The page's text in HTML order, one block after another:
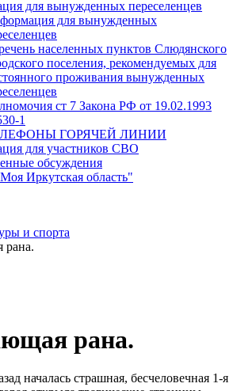
для вынужденных переселенцев
для вынужденных
населенных пунктов Слюдянского
поселения, рекомендуемых для
проживания вынужденных
ст 7 Закона РФ от 19.02.1993
1
ГОРЯЧЕЙ ЛИНИИ
для участников СВО
обсуждения
Иркутская область"
и спорта
рана.
рана.
началась страшная, бесчеловечная 1-я